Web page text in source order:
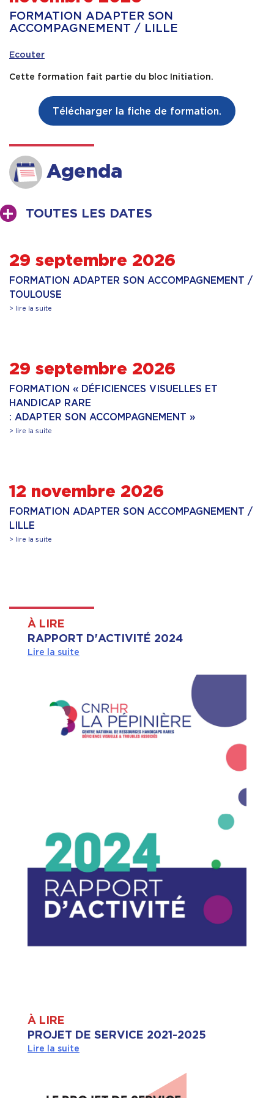
Contact & Accès
FORMATION ADAPTER SON
ACCOMPAGNEMENT / LILLE
Ecouter
Cette formation fait partie du bloc Initiation.
Télécharger la fiche de formation.
Agenda
TOUTES LES DATES
29 septembre 2026
FORMATION ADAPTER SON ACCOMPAGNEMENT /
TOULOUSE
> lire la suite
29 septembre 2026
FORMATION « DÉFICIENCES VISUELLES ET
HANDICAP RARE
: ADAPTER SON ACCOMPAGNEMENT »
> lire la suite
12 novembre 2026
FORMATION ADAPTER SON ACCOMPAGNEMENT /
LILLE
> lire la suite
À LIRE
RAPPORT D'ACTIVITÉ 2024
Lire la suite
À LIRE
PROJET DE SERVICE 2021-2025
Lire la suite